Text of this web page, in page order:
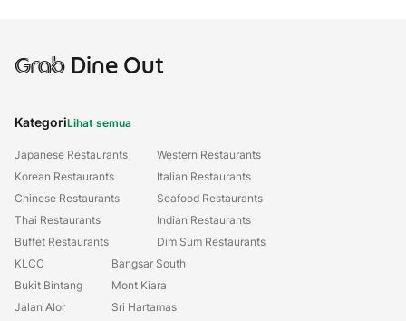
GrabDine Out
KategoriLihat semua
Japanese Restaurants
Korean Restaurants
Chinese Restaurants
Thai Restaurants
Buffet Restaurants
Western Restaurants
Italian Restaurants
Seafood Restaurants
Indian Restaurants
Dim Sum Restaurants
KLCC
Bukit Bintang
Jalan Alor
Bangsar South
Mont Kiara
Sri Hartamas